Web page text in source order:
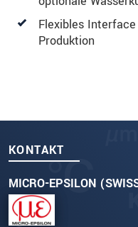
Flexibles
Produktion
KONTAKT
MICRO-EPSILON